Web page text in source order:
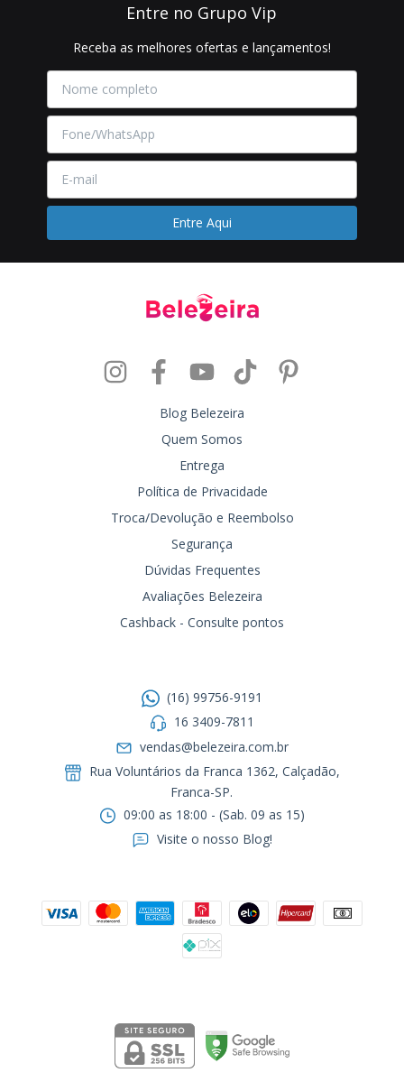
Entre no Grupo Vip
Receba as melhores ofertas e lançamentos!
Blog Belezeira
Quem Somos
Entrega
Política de Privacidade
Troca/Devolução e Reembolso
Segurança
Dúvidas Frequentes
Avaliações Belezeira
Cashback - Consulte pontos
(16) 99756-9191
16 3409-7811
vendas@belezeira.com.br
Rua Voluntários da Franca 1362, Calçadão,
Franca-SP.ㅤㅤㅤㅤㅤㅤㅤㅤㅤㅤㅤ
09:00 as 18:00 - (Sab. 09 as 15)
Visite o nosso Blog!